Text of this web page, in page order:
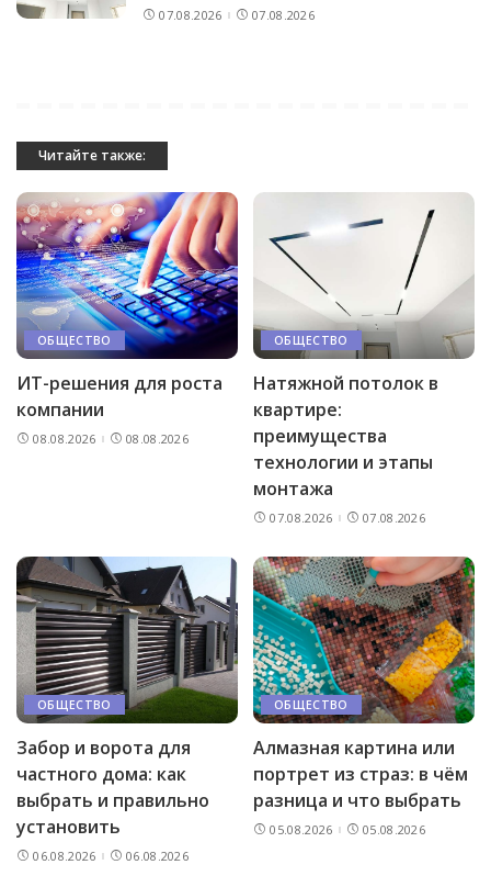
07.08.2026 07.08.2026
Читайте также:
ОБЩЕСТВО
ИТ-решения для роста
компании
08.08.2026 08.08.2026
ОБЩЕСТВО
Натяжной потолок в
квартире:
преимущества
технологии и этапы
монтажа
07.08.2026 07.08.2026
ОБЩЕСТВО
Забор и ворота для
частного дома: как
выбрать и правильно
установить
06.08.2026 06.08.2026
ОБЩЕСТВО
Алмазная картина или
портрет из страз: в чём
разница и что выбрать
05.08.2026 05.08.2026